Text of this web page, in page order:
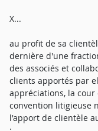
X...
au profit de sa
dernière d'une
des associés et
clients apportés par
appréciations, la
convention litigieuse
l'apport de clientèle